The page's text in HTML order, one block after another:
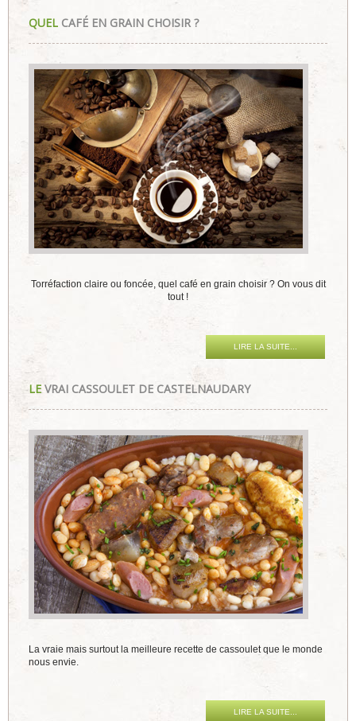
QUEL CAFÉ EN GRAIN CHOISIR ?
Torréfaction claire ou foncée, quel café en grain choisir ? On vous dit
tout !
LIRE LA SUITE...
LEVRAI CASSOULET DE CASTELNAUDARY
La vraie mais surtout la meilleure recette de cassoulet que le monde
nous envie.
LIRE LA SUITE...